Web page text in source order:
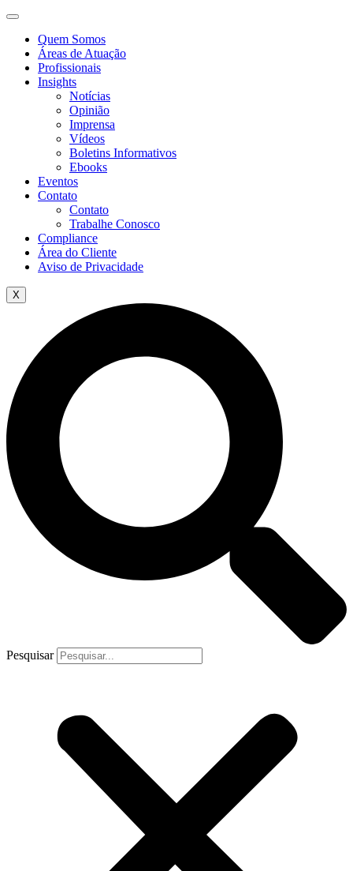
Quem Somos
Áreas de Atuação
Profissionais
Insights
Notícias
Opinião
Imprensa
Vídeos
Boletins Informativos
Ebooks
Eventos
Contato
Contato
Trabalhe Conosco
Compliance
Área do Cliente
Aviso de Privacidade
X
Pesquisar